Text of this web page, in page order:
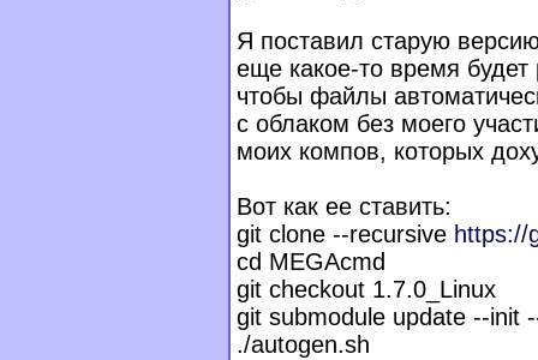
Я поставил старую
еще какое-то время
чтобы файлы
с облаком без моего
моих компов, которых
Вот как ее ставить:
git clone --recursive https://
cd MEGAcmd
git checkout 1.7.0_Linux
git submodule update --init
./autogen.sh